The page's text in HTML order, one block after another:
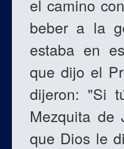
el camino
beber a la
estaba en
que dijo el
dijeron: "Si
Mezquita de
que Dios le